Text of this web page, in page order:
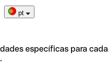
pt
específicas para cada